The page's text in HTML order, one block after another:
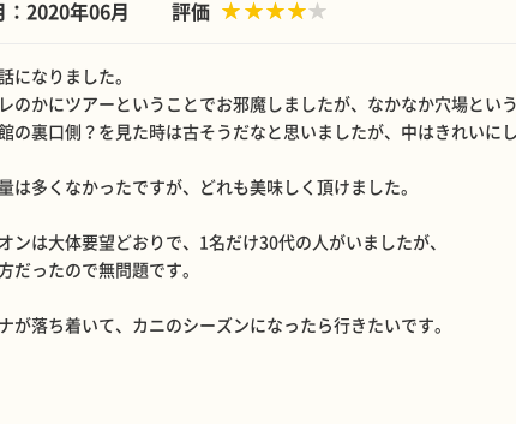
：2020年06月 評価
になりました。
のかにツアーということでお邪魔しましたが、なかなか穴場とい
の裏口側？を見た時は古そうだなと思いましたが、中はきれいに
は多くなかったですが、どれも美味しく頂けました。
ンは大体要望どおりで、1名だけ30代の人がいましたが、
だったので無問題です。
が落ち着いて、カニのシーズンになったら行きたいです。